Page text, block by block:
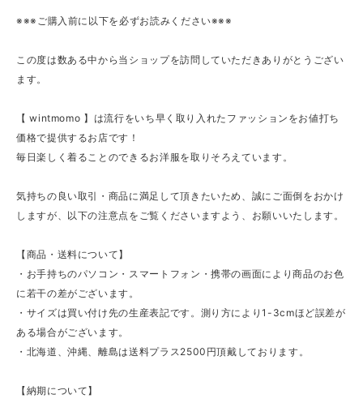
※※※ご購入前に以下を必ずお読みください※※※
この度は数ある中から当ショップを訪問していただきありがとうござい
ます。
【 wintmomo 】は流行をいち早く取り入れたファッションをお値打ち
価格で提供するお店です！
毎日楽しく着ることのできるお洋服を取りそろえています。
気持ちの良い取引・商品に満足して頂きたいため、誠にご面倒をおかけ
しますが、以下の注意点をご覧くださいますよう、お願いいたします。
【商品・送料について】
・お手持ちのパソコン・スマートフォン・携帯の画面により商品のお色
に若干の差がございます。
・サイズは買い付け先の生産表記です。測り方により1-3cmほど誤差が
ある場合がございます。
・北海道、沖縄、離島は送料プラス2500円頂戴しております。
【納期について】